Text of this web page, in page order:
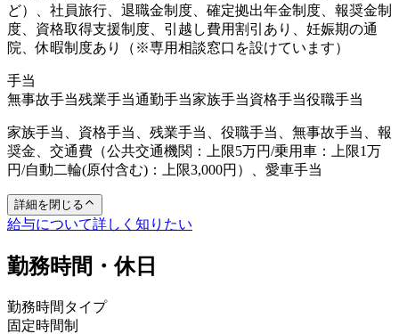
ど）、社員旅行、退職金制度、確定拠出年金制度、報奨金制
度、資格取得支援制度、引越し費用割引あり、妊娠期の通
院、休暇制度あり（※専用相談窓口を設けています）
手当
無事故手当残業手当通勤手当家族手当資格手当役職手当
家族手当、資格手当、残業手当、役職手当、無事故手当、報
奨金、交通費（公共交通機関：上限5万円/乗用車：上限1万
円/自動二輪(原付含む)：上限3,000円）、愛車手当
詳細を閉じる
給与について詳しく知りたい
勤務時間・休日
勤務時間タイプ
固定時間制